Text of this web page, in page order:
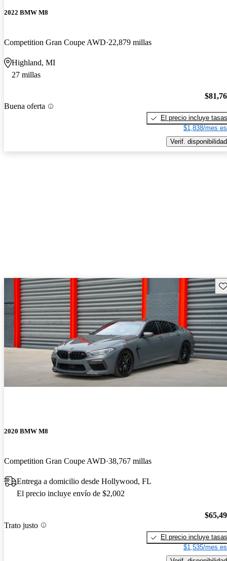
2022 BMW M8
Competition Gran Coupe AWD 22,879 millas
Highland, MI
27 millas
Buena oferta
El precio incluye tasas
$1,838/mes
Verif. disponibilidad
2020 BMW M8
Competition Gran Coupe AWD 38,767 millas
Entrega a domicilio desde Hollywood, FL
El precio incluye envío de $2,002
Trato justo
El precio incluye tasas
$1,535/mes